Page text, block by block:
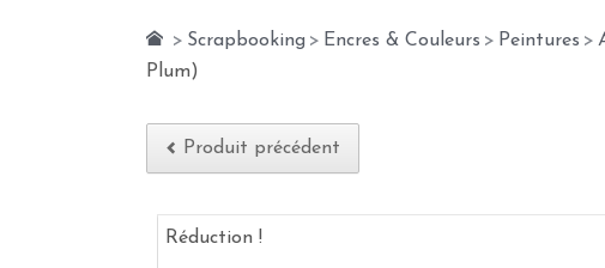
> Scrapbooking > Encres & Couleurs > Peintures >
Plum)
Produit précédent
Réduction !